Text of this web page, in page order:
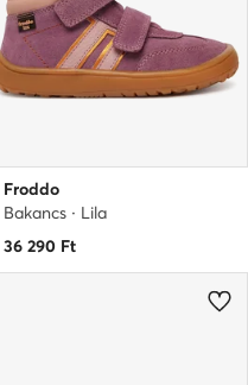
Froddo
Bakancs · Lila
36 290 Ft